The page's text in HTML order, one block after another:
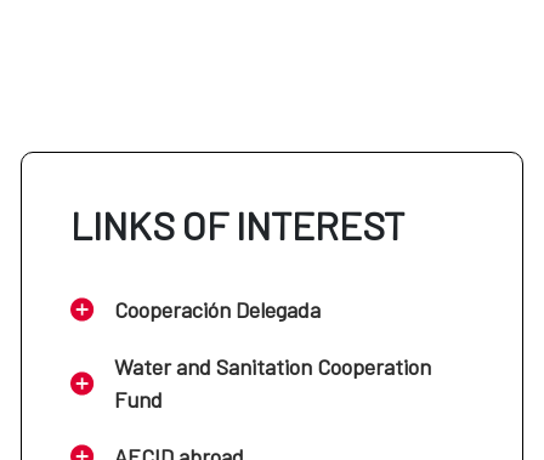
LINKS OF INTEREST
Cooperación Delegada
Water and Sanitation Cooperation
Fund